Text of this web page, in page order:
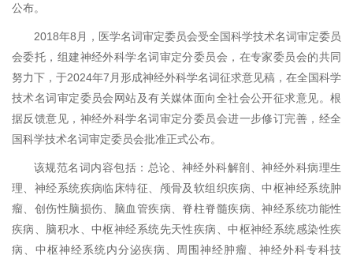
公布。
2018年8月，医学名词审定委员会受全国科学技术名词审定委员
会委托，组建神经外科学名词审定分委员会，在专家委员会的共同
努力下，于2024年7月形成神经外科学名词征求意见稿，在全国科学
技术名词审定委员会网站及有关媒体面向全社会公开征求意见。根
据反馈意见，神经外科学名词审定分委员会进一步修订完善，经全
国科学技术名词审定委员会批准正式公布。
该规范名词内容包括：总论、神经外科解剖、神经外科病理生
理、神经系统疾病临床特征、颅骨及软组织疾病、中枢神经系统肿
瘤、创伤性脑损伤、脑血管疾病、脊柱脊髓疾病、神经系统功能性
疾病、脑积水、中枢神经系统先天性疾病、中枢神经系统感染性疾
病、中枢神经系统内分泌疾病、周围神经肿瘤、神经外科专科技